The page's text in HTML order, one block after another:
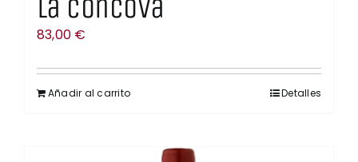
La Cóncova
83,00 €
Añadir al carrito Detalles